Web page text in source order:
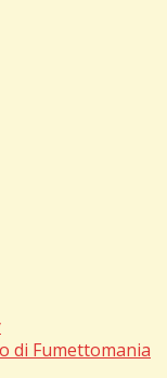
di Fumettomania